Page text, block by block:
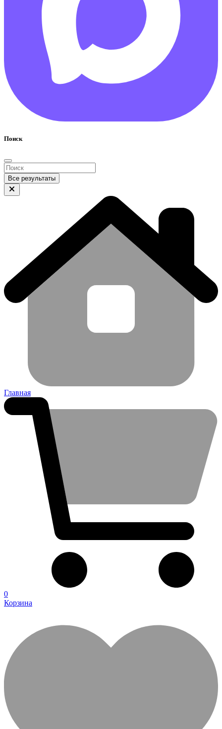
Поиск
Все результаты
Главная
0
Корзина